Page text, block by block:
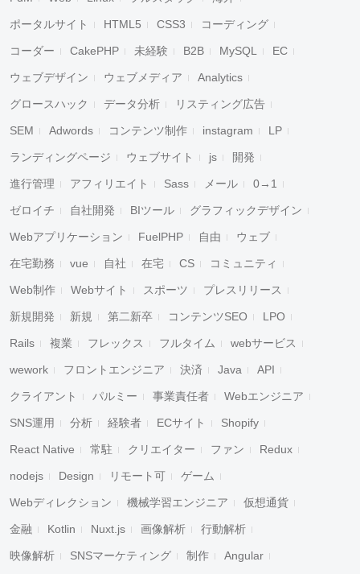
ポータルサイト HTML5 CSS3 コーディング
コーダー CakePHP 未経験 B2B MySQL EC
ウェブデザイン ウェブメディア Analytics
グロースハック データ分析 リスティング広告
SEM Adwords コンテンツ制作 instagram LP
ランディングページ ウェブサイト js 開発
進行管理 アフィリエイト Sass メール 0→1
ゼロイチ 自社開発 BIツール グラフィックデザイン
Webアプリケーション FuelPHP 自由 ウェブ
在宅勤務 vue 自社 在宅 CS コミュニティ
Web制作 Webサイト スポーツ プレスリリース
新規開発 新規 第二新卒 コンテンツSEO LPO
Rails 複業 フレックス フルタイム webサービス
wework フロントエンジニア 決済 Java API
クライアント パルミー 事業責任者 Webエンジニア
SNS運用 分析 経験者 ECサイト Shopify
React Native 常駐 クリエイター ファン Redux
nodejs Design リモート可 ゲーム
Webディレクション 機械学習エンジニア 仮想通貨
金融 Kotlin Nuxt.js 画像解析 行動解析
映像解析 SNSマーケティング 制作 Angular